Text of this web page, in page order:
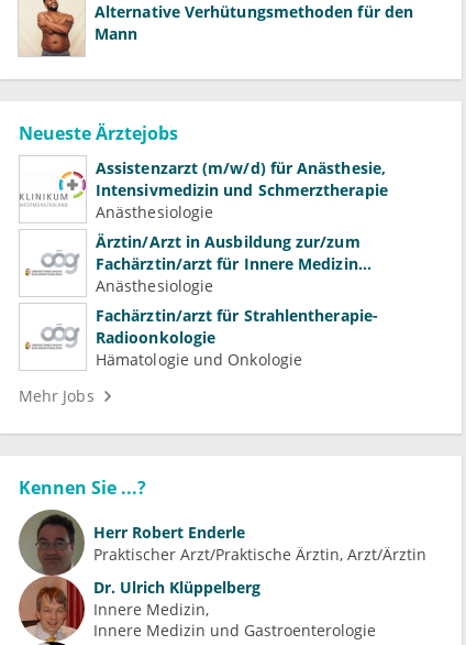
Alternative Verhütungsmethoden für den
Mann
Neueste Ärztejobs
Assistenzarzt (m/w/d) für Anästhesie,
Intensivmedizin und Schmerztherapie
Anästhesiologie
Ärztin/Arzt in Ausbildung zur/zum
Fachärztin/arzt für Innere Medizin
(Kardiologie, Nephrologie, Intensivmedizin)
Anästhesiologie
Fachärztin/arzt für Strahlentherapie-
Radioonkologie
Hämatologie und Onkologie
Mehr Jobs
Kennen Sie ...?
Herr Robert Enderle
Praktischer Arzt/Praktische Ärztin, Arzt/Ärztin
Dr. Ulrich Klüppelberg
Innere Medizin
Innere Medizin und Gastroenterologie